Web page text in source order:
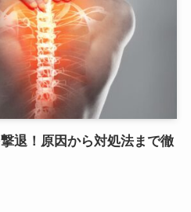
退！原因から対処法まで徹